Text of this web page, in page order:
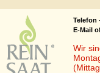
Telefon
E-Mail
Wir